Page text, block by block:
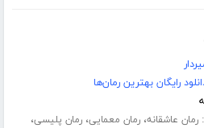
رایگان بهترین رمان‌ها
رمان عاشقانه،رمان معمایی،رمان پلیسی،